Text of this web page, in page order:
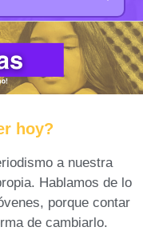
hoy?
a nuestra
Hablamos de lo
porque contar
de cambiarlo.